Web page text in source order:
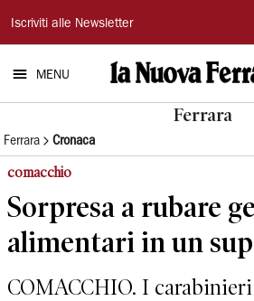
La
Nuova
Ferrara
Iscriviti alle Newsletter
MENU
Ferrara
Ferrara Cronaca
comacchio
Sorpresa a rubare
alimentari in un
COMACCHIO. I